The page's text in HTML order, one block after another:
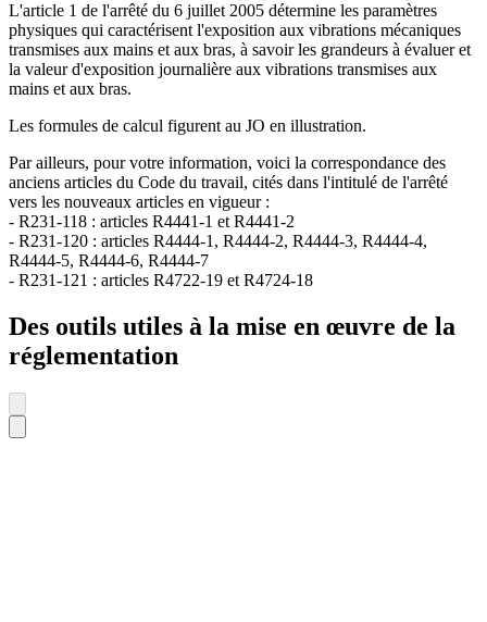
L'article 1 de l'arrêté du 6 juillet 2005 détermine les paramètres
physiques qui caractérisent l'exposition aux vibrations mécaniques
transmises aux mains et aux bras, à savoir les grandeurs à évaluer et
la valeur d'exposition journalière aux vibrations transmises aux
mains et aux bras.
Les formules de calcul figurent au JO en illustration.
Par ailleurs, pour votre information, voici la correspondance des
anciens articles du Code du travail, cités dans l'intitulé de l'arrêté
vers les nouveaux articles en vigueur :
- R231-118 : articles R4441-1 et R4441-2
- R231-120 : articles R4444-1, R4444-2, R4444-3, R4444-4,
R4444-5, R4444-6, R4444-7
- R231-121 : articles R4722-19 et R4724-18
Des outils utiles à la mise en œuvre de la
réglementation